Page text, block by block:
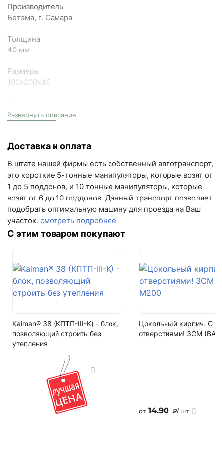
пн-пт с 9:00 до 18:00, сб с 10:00 до 16:00
+7 (846) 215-18-18
+7 (993) 993-77-44
Написать в Telegram
(вывеска "Мир кирпича")
пн-пт с 9:00 до 18:00
+7 (846) 215-16-16
+7 (993) 993-77-22
Написать в МАКС
Производитель
Бетэма, г. Самара
Толщина
40 мм
Размеры
100х200х40
19.2 м2
color mix Бело-бежево-черный
Серия
Элайн
Вес поддона
1911.20 кг
Морозостойкость
Водопоглощение
не более 6%
Артикул
Залог за поддоны
Поддон залоговый, 1 штука стоит - 690 рублей
Кол-во поддонов в машине
Кол-во в машине
Развернуть описание
Доставка и оплата
В штате нашей фирмы есть собственный автотранспорт,
это короткие 5-тонные манипуляторы, которые возят от
1 до 5 поддонов, и 10 тонные манипуляторы, которые
возят от 6 до 10 поддонов. Данный транспорт позволяет
подобрать оптимальную машину для проезда на Ваш
участок. смотреть подробнее
С этим товаром покупают
Kaiman® 38 (КПТП-III-K) - блок,
позволяющий строить без
утепления
Цокольный кирпич. С
отверстиями! ЗСМ
от 14.90 ₽/ шт